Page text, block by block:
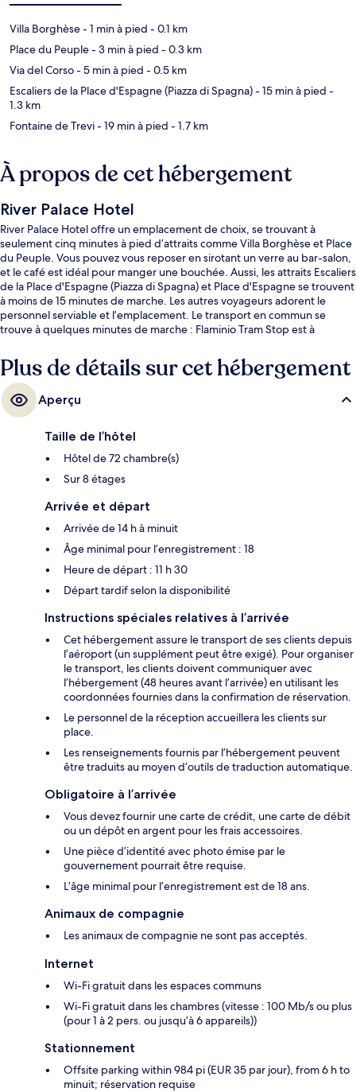
Villa Borghèse- 1 min à pied - 0.1 km
Place du Peuple- 3 min à pied - 0.3 km
Via del Corso- 5 min à pied - 0.5 km
Escaliers de la Place d'Espagne (Piazza di Spagna)- 15 min à pied -
1.3 km
Fontaine de Trevi- 19 min à pied - 1.7 km
À propos de cet hébergement
River Palace Hotel
River Palace Hotel offre un emplacement de choix, se trouvant à
seulement cinq minutes à pied d’attraits comme Villa Borghèse et Place
du Peuple. Vous pouvez vous reposer en sirotant un verre au bar-salon,
et le café est idéal pour manger une bouchée. Aussi, les attraits Escaliers
de la Place d'Espagne (Piazza di Spagna) et Place d'Espagne se trouvent
à moins de 15 minutes de marche. Les autres voyageurs adorent le
personnel serviable et l’emplacement. Le transport en commun se
trouve à quelques minutes de marche : Flaminio Tram Stop est à
à 3 minutes.
Plus de détails sur cet hébergement
Aperçu
Taille de l’hôtel
Hôtel de 72 chambre(s)
Sur 8 étages
Arrivée et départ
Arrivée de 14 h à minuit
Âge minimal pour l’enregistrement : 18
Heure de départ : 11 h 30
Départ tardif selon la disponibilité
Instructions spéciales relatives à l’arrivée
Cet hébergement assure le transport de ses clients depuis
l’aéroport (un supplément peut être exigé). Pour organiser
le transport, les clients doivent communiquer avec
l’hébergement (48 heures avant l’arrivée) en utilisant les
coordonnées fournies dans la confirmation de réservation.
Le personnel de la réception accueillera les clients sur
place.
Les renseignements fournis par l’hébergement peuvent
être traduits au moyen d’outils de traduction automatique.
Obligatoire à l’arrivée
Vous devez fournir une carte de crédit, une carte de débit
ou un dépôt en argent pour les frais accessoires.
Une pièce d’identité avec photo émise par le
gouvernement pourrait être requise.
L’âge minimal pour l’enregistrement est de 18 ans.
Animaux de compagnie
Les animaux de compagnie ne sont pas acceptés.
Internet
Wi-Fi gratuit dans les espaces communs
Wi-Fi gratuit dans les chambres (vitesse : 100 Mb/s ou plus
(pour 1 à 2 pers. ou jusqu’à 6 appareils))
Stationnement
Offsite parking within 984 pi (EUR 35 par jour), from 6 h to
minuit; réservation requise